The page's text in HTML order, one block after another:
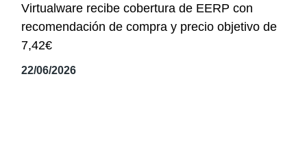
Virtualware recibe cobertura de EERP con
recomendación de compra y precio objetivo de
7,42€
22/06/2026